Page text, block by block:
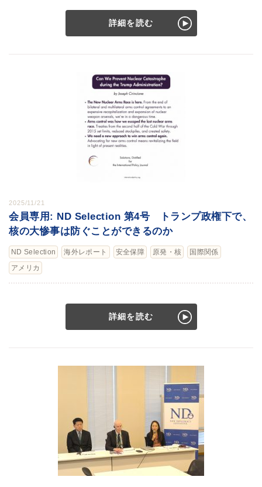
詳細を読む
2025/11/21
会員専用: ND Selection 第4号 トランプ政権下で、
核の大惨事は防ぐことができるのか
ND Selection 海外レポート 安全保障 原発・核
国際関係
アメリカ
詳細を読む